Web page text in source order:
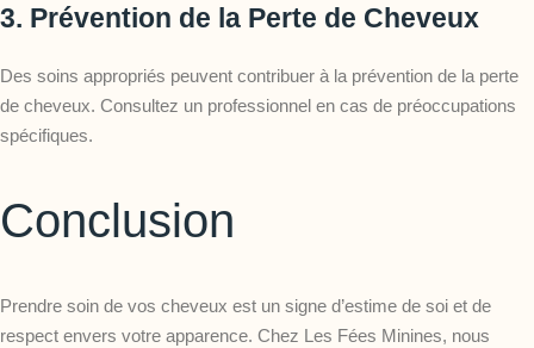
3. Prévention de la Perte de Cheveux
Des soins appropriés peuvent contribuer à la prévention de la perte
de cheveux. Consultez un professionnel en cas de préoccupations
spécifiques.
Conclusion
Prendre soin de vos cheveux est un signe d’estime de soi et de
respect envers votre apparence. Chez Les Fées Minines, nous